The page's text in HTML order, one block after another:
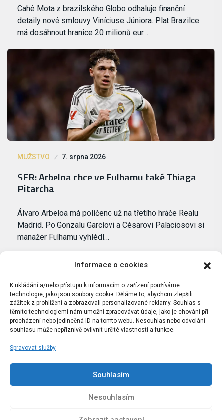
Informace o cookies
K ukládání a/nebo přístupu k informacím o zařízení používáme
technologie, jako jsou soubory cookie. Děláme to, abychom zlepšili
zážitek z prohlížení a zobrazovali personalizované reklamy. Souhlas s
těmito technologiemi nám umožní zpracovávat údaje, jako je chování při
procházení nebo jedinečná ID na tomto webu. Nesouhlas nebo odvolání
souhlasu může nepříznivě ovlivnit určité vlastnosti a funkce.
Spravovat služby
Souhlasím
Nesouhlasím
Cahê Mota z brazilského Globo odhaluje finanční
detaily nové smlouvy Viníciuse Júniora. Plat Brazilce
má dosáhnout hranice 20 milionů eur…
MUŽSTVO 7. srpna 2026
SER: Arbeloa chce ve Fulhamu také Thiaga
Pitarcha
Álvaro Arbeloa má políčeno už na třetího hráče Realu
Madrid. Po Gonzalu Garcíovi a Césarovi Palaciosovi si
manažer Fulhamu vyhlédl…